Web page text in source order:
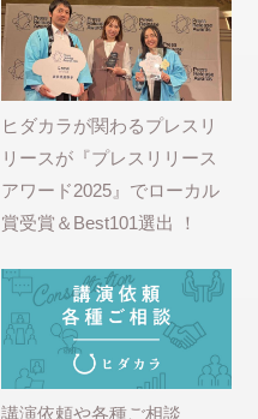
ヒダカラが関わるプレスリ
リースが『プレスリリース
アワード2025』でローカル
賞受賞＆Best101選出 ！
講演依頼や各種ご相談